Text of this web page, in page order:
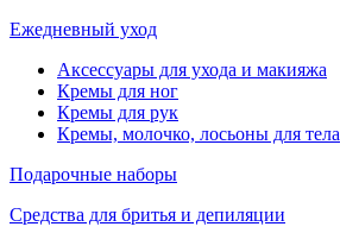
Ежедневный уход
Аксессуары для ухода и макияжа
Кремы для ног
Кремы для рук
Кремы, молочко, лосьоны для тела
Подарочные наборы
Средства для бритья и депиляции